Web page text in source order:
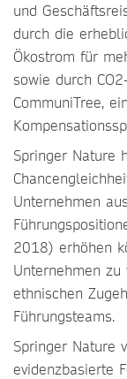
und
durch die
Ökostrom für
sowie durch
CommuniTree,
Springer Nature
Unternehmen
2018) erhöhen
Unternehmen
ethnischen
Führungsteams.
Springer Nature
evidenzbasierte